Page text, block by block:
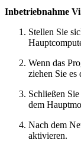
Inbetriebnahme
Stellen Sie
Wenn das
ziehen Sie es
Schließen
dem
Nach dem
aktivieren.